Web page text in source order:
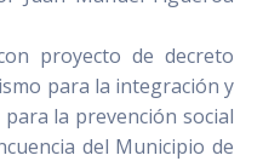
proyecto de decreto
para la integración y
la prevención social
del Municipio de